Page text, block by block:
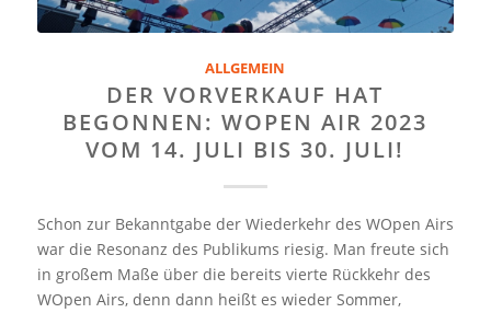
ALLGEMEIN
DER VORVERKAUF HAT
BEGONNEN: WOPEN AIR 2023
VOM 14. JULI BIS 30. JULI!
Schon zur Bekanntgabe der Wiederkehr des WOpen Airs
war die Resonanz des Publikums riesig. Man freute sich
in großem Maße über die bereits vierte Rückkehr des
WOpen Airs, denn dann heißt es wieder Sommer,